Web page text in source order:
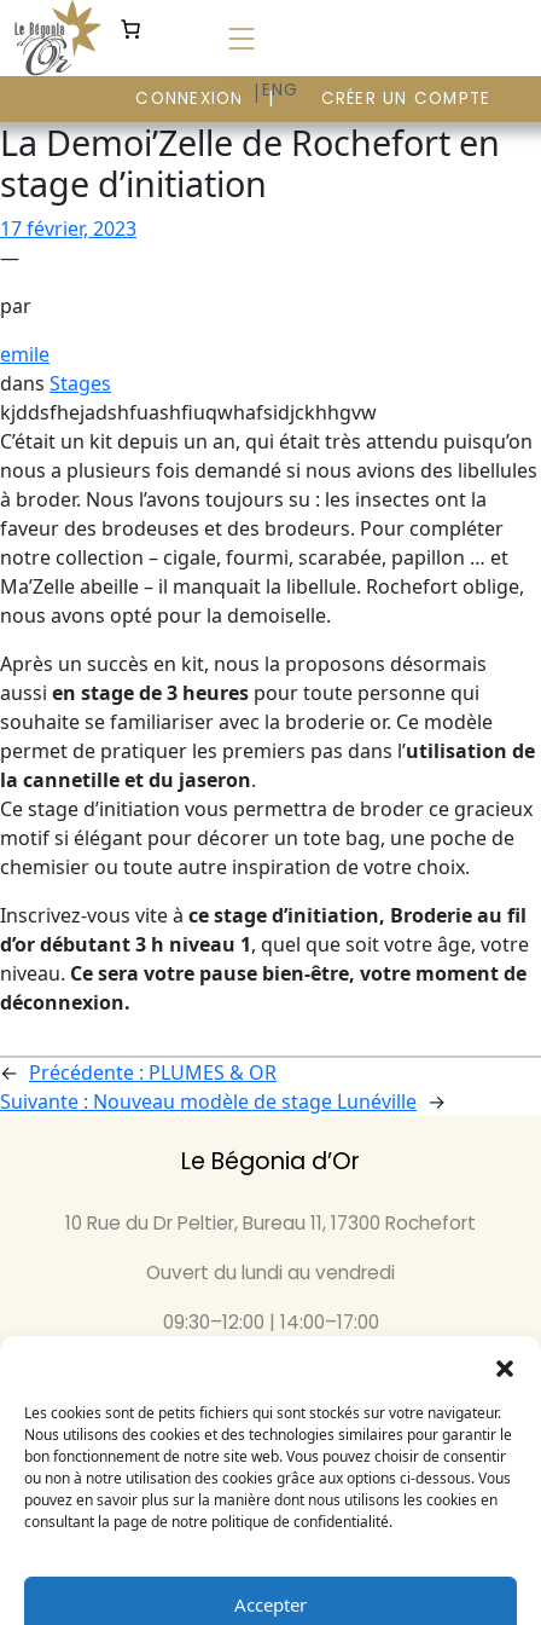
Les cookies sont de petits fichiers qui sont stockés sur votre navigateur.
Nous utilisons des cookies et des technologies similaires pour garantir le
bon fonctionnement de notre site web. Vous pouvez choisir de consentir
ou non à notre utilisation des cookies grâce aux options ci-dessous. Vous
pouvez en savoir plus sur la manière dont nous utilisons les cookies en
consultant la page de notre politique de confidentialité.
Accepter
au
contenu
FR | ENG
CONNEXION CRÉER UN COMPTE
La Demoi’Zelle de Rochefort en
stage d’initiation
17 février, 2023
—
par
emile
dans Stages
kjddsfhejadshfuashfiuqwhafsidjckhhgvw
C’était un kit depuis un an, qui était très attendu puisqu’on
nous a plusieurs fois demandé si nous avions des libellules
à broder. Nous l’avons toujours su : les insectes ont la
faveur des brodeuses et des brodeurs. Pour compléter
notre collection – cigale, fourmi, scarabée, papillon … et
Ma’Zelle abeille – il manquait la libellule. Rochefort oblige,
nous avons opté pour la demoiselle.
Après un succès en kit, nous la proposons désormais
aussi en stage de 3 heures pour toute personne qui
souhaite se familiariser avec la broderie or. Ce modèle
permet de pratiquer les premiers pas dans l’utilisation de
la cannetille et du jaseron.
Ce stage d’initiation vous permettra de broder ce gracieux
motif si élégant pour décorer un tote bag, une poche de
chemisier ou toute autre inspiration de votre choix.
Inscrivez-vous vite à ce stage d’initiation, Broderie au fil
d’or débutant 3 h niveau 1, quel que soit votre âge, votre
niveau. Ce sera votre pause bien-être, votre moment de
déconnexion.
← Précédente : PLUMES & OR
Suivante : Nouveau modèle de stage Lunéville →
Le Bégonia d’Or
10 Rue du Dr Peltier, Bureau 11, 17300 Rochefort
Ouvert du lundi au vendredi
09:30–12:00 | 14:00–17:00
Inscrivez-vous
à notre newsletter